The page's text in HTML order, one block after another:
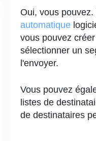
Oui, vous
automatique
vous pouvez
sélectionner un
l'envoyer.
Vous pouvez
listes de
de destinataires